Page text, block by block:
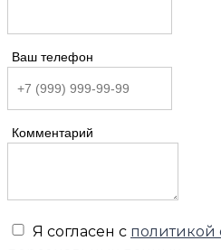
Ваш телефон
Комментарий
Я согласен с политикой